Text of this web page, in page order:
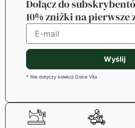
Dołącz do
10% zniżki na
Wyślij
* Nie dotyczy kolekcji Dolce Vita